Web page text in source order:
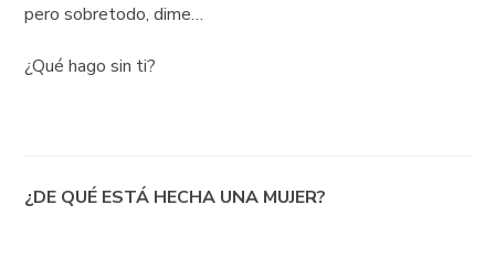
pero sobretodo, dime…
¿Qué hago sin ti?
¿DE QUÉ ESTÁ HECHA UNA MUJER?